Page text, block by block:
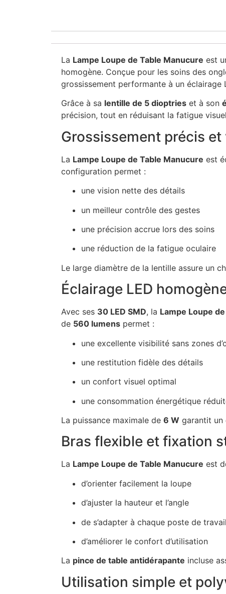
La Lampe Loupe de Table Manucure est
homogène. Conçue pour les soins des
grossissement performante à un
Grâce à sa lentille de 5 dioptries et à son
précision, tout en réduisant la fatigue
Grossissement précis
La Lampe Loupe de Table Manucure est
configuration permet :
une vision nette des détails
un meilleur contrôle des gestes
une précision accrue lors des soins
une réduction de la fatigue oculaire
Le large diamètre de la lentille assure un
Éclairage LED
Avec ses 30 LED SMD, la Lampe Loupe
de 560 lumens permet :
une excellente visibilité sans zones
une restitution fidèle des détails
un confort visuel optimal
une consommation énergétique
La puissance maximale de 6 W garantit un
Bras flexible et fixation
La Lampe Loupe de Table Manucure est
d’orienter facilement la loupe
d’ajuster la hauteur et l’angle
de s’adapter à chaque poste de travail
d’améliorer le confort d’utilisation
La pince de table antidérapante incluse
Utilisation simple et